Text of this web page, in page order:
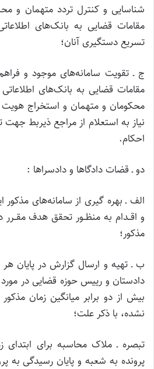
شناسایی و کنترل تردد متهمان و
مقامات قضایی به بانک‌های
تسریع دستگیری آنان؛
ج ـ تقویت سامانه‌های موجود و
مقامات قضایی به بانک‌های
محکومان و متهمان و استخراج
نیاز به استعلام از مراجع ذیربط
احکام.
دو ـ ‌قضات دادگاها و دادسراها :
الف ـ بهره گیری از سامانه‌های مذکور
مذکور؛
ب ـ تهیه و ارسال ‌گزارش در
دادستان و رییس حوزه قضایی در
بیش از دو برابر میانگین زمان
نشده، با ذکر علت؛
تبصره ـ ملاک محاسبه برای ابتدای
پرونده به شعبه و پایان رسیدگی به